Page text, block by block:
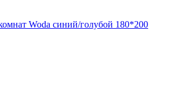
Woda синий/голубой 180*200